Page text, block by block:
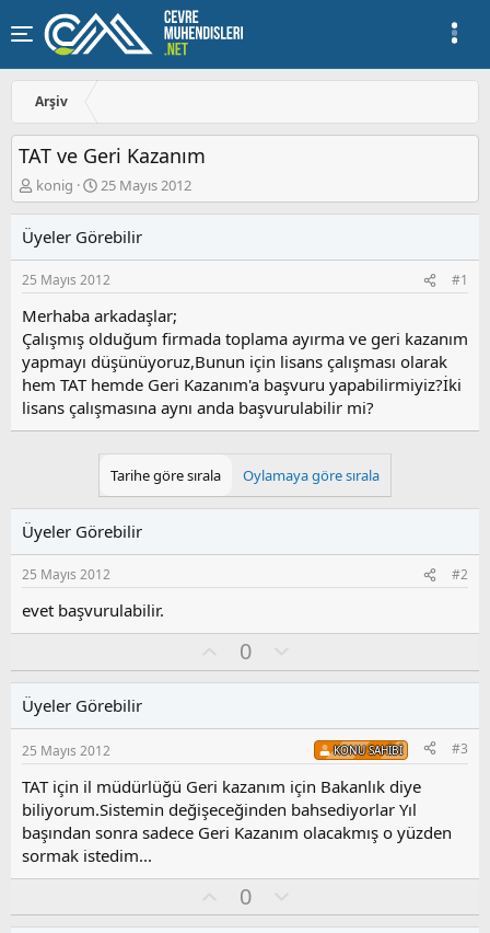
Arşiv
TAT ve Geri Kazanım
K
o
u
y
u
a
ş
l
a
t
a
konig
B
a
l
a
n
ı
ç
t
a
r
i
i
25 Mayıs 2012
Üyeler Görebilir
25 Mayıs 2012 #1
Merhaba arkadaşlar;
Çalışmış olduğum firmada toplama ayırma ve geri kazanım
yapmayı düşünüyoruz,Bunun için lisans çalışması olarak
hem TAT hemde Geri Kazanım'a başvuru yapabilirmiyiz?İki
lisans çalışmasına aynı anda başvurulabilir mi?
Tarihe göre sırala Oylamaya göre sırala
Üyeler Görebilir
25 Mayıs 2012 #2
evet başvurulabilir.
y
0
l
s
u
z
o
y
l
Üyeler Görebilir
25 Mayıs 2012 KONU SAHIBI #3
TAT için il müdürlüğü Geri kazanım için Bakanlık diye
biliyorum.Sistemin değişeceğinden bahsediyorlar Yıl
başından sonra sadece Geri Kazanım olacakmış o yüzden
sormak istedim...
y
0
l